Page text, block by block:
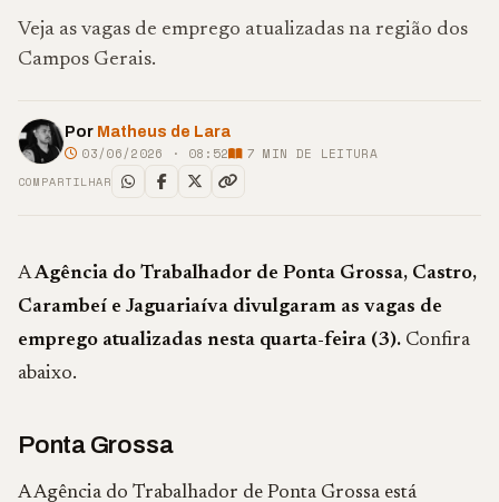
Veja as vagas de emprego atualizadas na região dos
Campos Gerais.
Por Matheus de Lara
03/06/2026 · 08:52 7 MIN DE LEITURA
COMPARTILHAR
AAgência do Trabalhador de Ponta Grossa, Castro,
Carambeí e Jaguariaíva divulgaram as vagas de
emprego atualizadas nesta quarta-feira (3). Confira
abaixo.
Ponta Grossa
A Agência do Trabalhador de Ponta Grossa está